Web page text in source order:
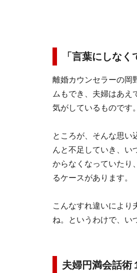
「言葉にしな
離婚カウンセラーの岡
ムもでき、夫婦はあえ
気がしているものです。
ところが、そんな思い
んと不足していき、い
からなくなっていたり
るケースがあります。
こんなすれ違いにより
ね。というわけで、い
夫婦円満会話術